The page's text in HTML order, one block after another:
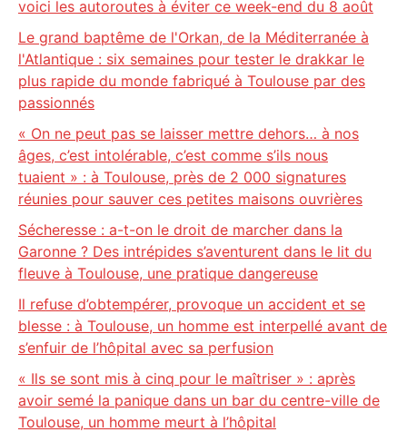
voici les autoroutes à éviter ce week-end du 8 août
Le grand baptême de l'Orkan, de la Méditerranée à
l'Atlantique : six semaines pour tester le drakkar le
plus rapide du monde fabriqué à Toulouse par des
passionnés
« On ne peut pas se laisser mettre dehors… à nos
âges, c’est intolérable, c’est comme s’ils nous
tuaient » : à Toulouse, près de 2 000 signatures
réunies pour sauver ces petites maisons ouvrières
Sécheresse : a-t-on le droit de marcher dans la
Garonne ? Des intrépides s’aventurent dans le lit du
fleuve à Toulouse, une pratique dangereuse
Il refuse d’obtempérer, provoque un accident et se
blesse : à Toulouse, un homme est interpellé avant de
s’enfuir de l’hôpital avec sa perfusion
« Ils se sont mis à cinq pour le maîtriser » : après
avoir semé la panique dans un bar du centre-ville de
Toulouse, un homme meurt à l’hôpital